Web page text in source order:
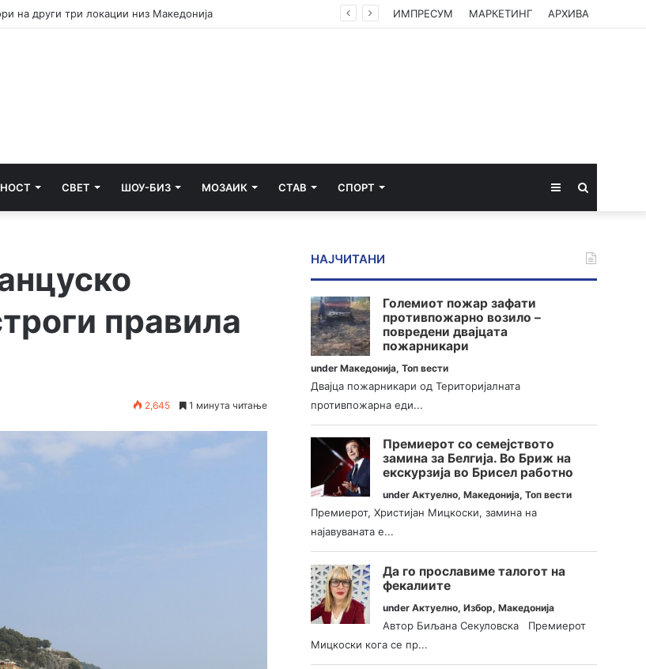
во грб додека било врзано со лисици ИМПРЕСУМ МАРКЕТИНГ АРХИВА
СВЕТ ШОУ-БИЗ МОЗАИК СТАВ СПОРТ Sidebar
правила
2,645 1 минута читање
НАЈЧИТАНИ
Големиот пожар зафати
противпожарно возило –
повредени двајцата
пожарникари
underМакедонија,Топ вести
Двајца пожарникари од Територијалната
противпожарна еди...
Премиерот со семејството
замина за Белгија. Во Бриж на
екскурзија во Брисел работно
underАктуелно,Македонија,Топ вести
Премиерот, Христијан Мицкоски, замина на
најавуваната е...
Да го прославиме талогот на
фекалиите
underАктуелно,Избор,Македонија
Автор Биљана Секуловска Премиерот
Мицкоски кога се пр...